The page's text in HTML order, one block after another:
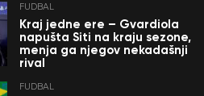
FUDBAL
Kraj jedne ere – Gvardiola
napušta Siti na kraju sezone,
menja ga njegov nekadašnji
rival
FUDBAL